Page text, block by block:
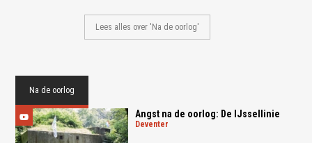
Lees alles over 'Na de oorlog'
Na de oorlog
Angst na de oorlog: De IJssellinie
deventer